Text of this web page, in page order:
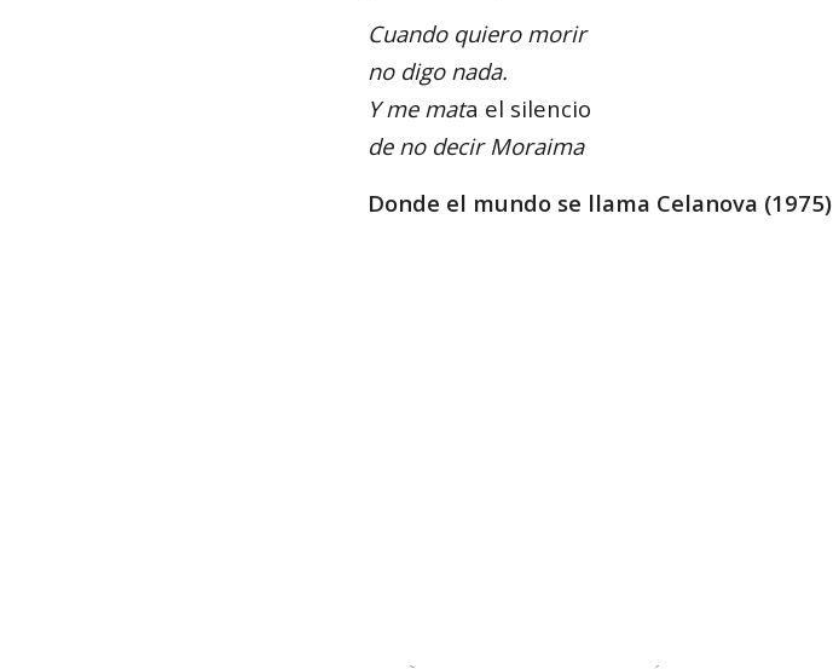
Cuando quiero morir
no digo nada.
Y me mata el silencio
de no decir Moraima
Donde el mundo se llama Celanova (1975)